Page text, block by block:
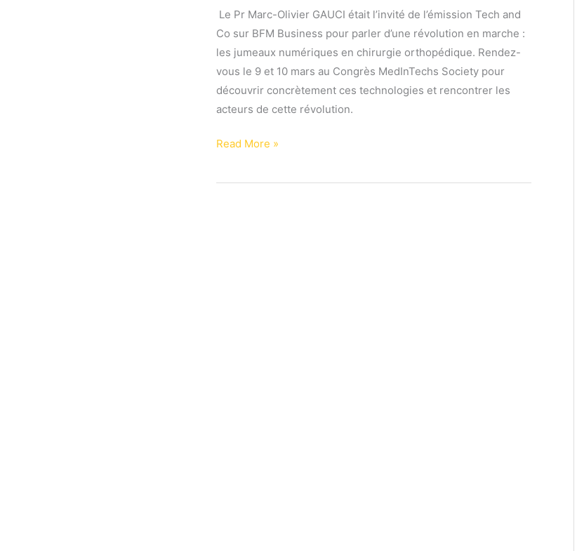
️ Le Pr Marc-Olivier GAUCI était l’invité de l’émission Tech and
Co sur BFM Business pour parler d’une révolution en marche :
les jumeaux numériques en chirurgie orthopédique. Rendez-
vous le 9 et 10 mars au Congrès MedInTechs Society pour
découvrir concrètement ces technologies et rencontrer les
acteurs de cette révolution.
Interview
Pr
Read More »